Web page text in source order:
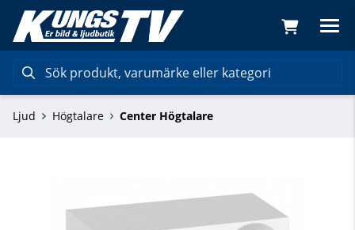
Ljud Högtalare Center Högtalare